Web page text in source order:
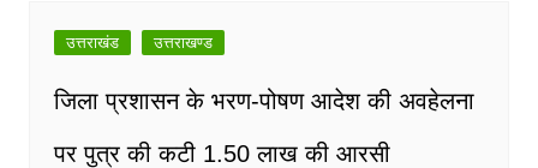
navigation
उत्तराखंड उत्तराखण्ड
जिला प्रशासन के भरण-पोषण आदेश की अवहेलना
पर पुत्र की कटी 1.50 लाख की आरसी